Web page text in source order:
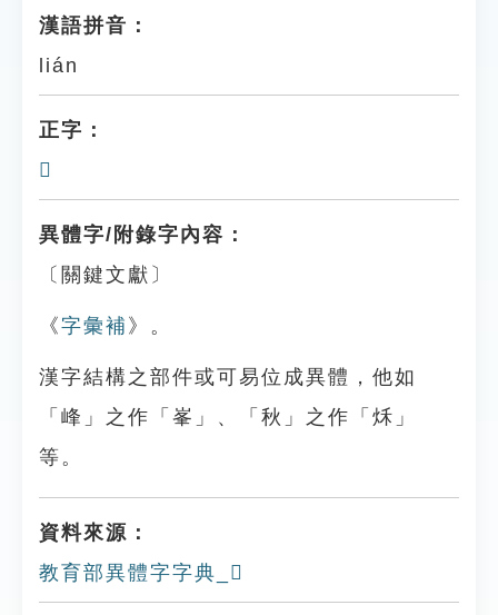
漢語拼音：
lián
正字：
𪚁
異體字/附錄字內容：
〔關鍵文獻〕
《字彙補 》。
漢字結構之部件或可易位成異體，他如
「峰」之作「峯」、「秋」之作「秌」
等。
資料來源：
教育部異體字字典_𪚄